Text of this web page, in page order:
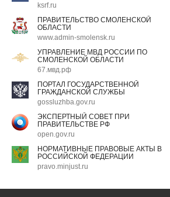
ksrf.ru
ПРАВИТЕЛЬСТВО СМОЛЕНСКОЙ
ОБЛАСТИ
www.admin-smolensk.ru
УПРАВЛЕНИЕ МВД РОССИИ ПО
СМОЛЕНСКОЙ ОБЛАСТИ
67.мвд.рф
ПОРТАЛ ГОСУДАРСТВЕННОЙ
ГРАЖДАНСКОЙ СЛУЖБЫ
gossluzhba.gov.ru
ЭКСПЕРТНЫЙ СОВЕТ ПРИ
ПРАВИТЕЛЬСТВЕ РФ
open.gov.ru
НОРМАТИВНЫЕ ПРАВОВЫЕ АКТЫ В
РОССИЙСКОЙ ФЕДЕРАЦИИ
pravo.minjust.ru